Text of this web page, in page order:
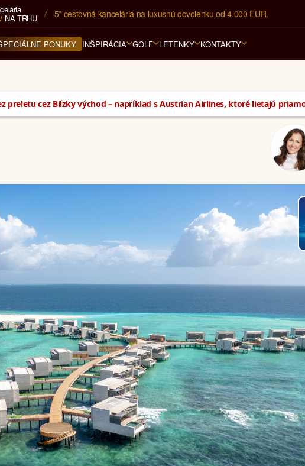
NA TRHU 5* cestovná kancelária na luxusnú dovolenku od 4.000 EUR.
PONUKY INŠPIRÁCIA GOLF LETENKY KONTAKTY
preletu cez Blízky východ – napríklad s Austrian Airlines, ktoré lietajú